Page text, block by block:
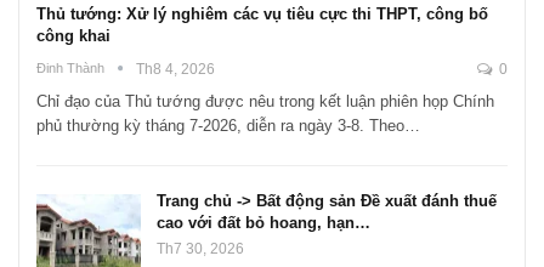
Thủ tướng: Xử lý nghiêm các vụ tiêu cực thi THPT, công bố
công khai
Đinh Thành Th8 4, 2026 0
Chỉ đạo của Thủ tướng được nêu trong kết luận phiên họp Chính
phủ thường kỳ tháng 7-2026, diễn ra ngày 3-8. Theo…
Trang chủ -> Bất động sản Đề xuất đánh thuế
cao với đất bỏ hoang, hạn…
Th7 30, 2026